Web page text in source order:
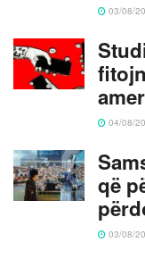
03/08/
04/08/
që
03/08/